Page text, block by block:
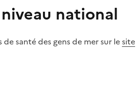
national
santé des gens de mer sur lesite